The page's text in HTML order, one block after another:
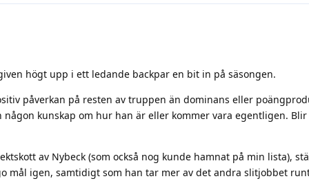
högt upp i ett ledande backpar en bit in på säsongen.
påverkan på resten av truppen än dominans eller
kunskap om hur han är eller kommer vara egentligen.
av Nybeck (som också nog kunde hamnat på min lista),
mål igen, samtidigt som han tar mer av det andra slitjobbet